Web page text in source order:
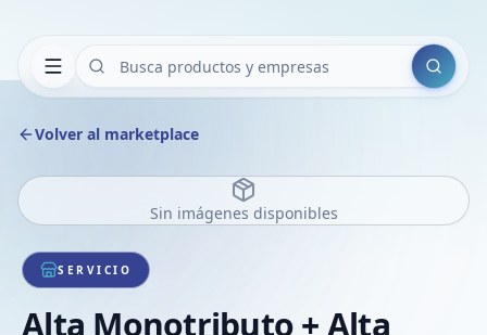
Buscar
Volver al marketplace
Sin imágenes disponibles
SERVICIO
Alta Monotributo + Alta